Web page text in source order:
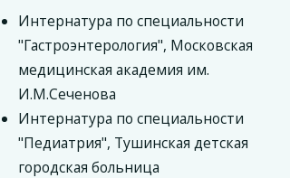
Интернатура по специальности
"Гастроэнтерология", Московская
медицинская академия им.
И.М.Сеченова
Интернатура по специальности
"Педиатрия", Тушинская детская
городская больница